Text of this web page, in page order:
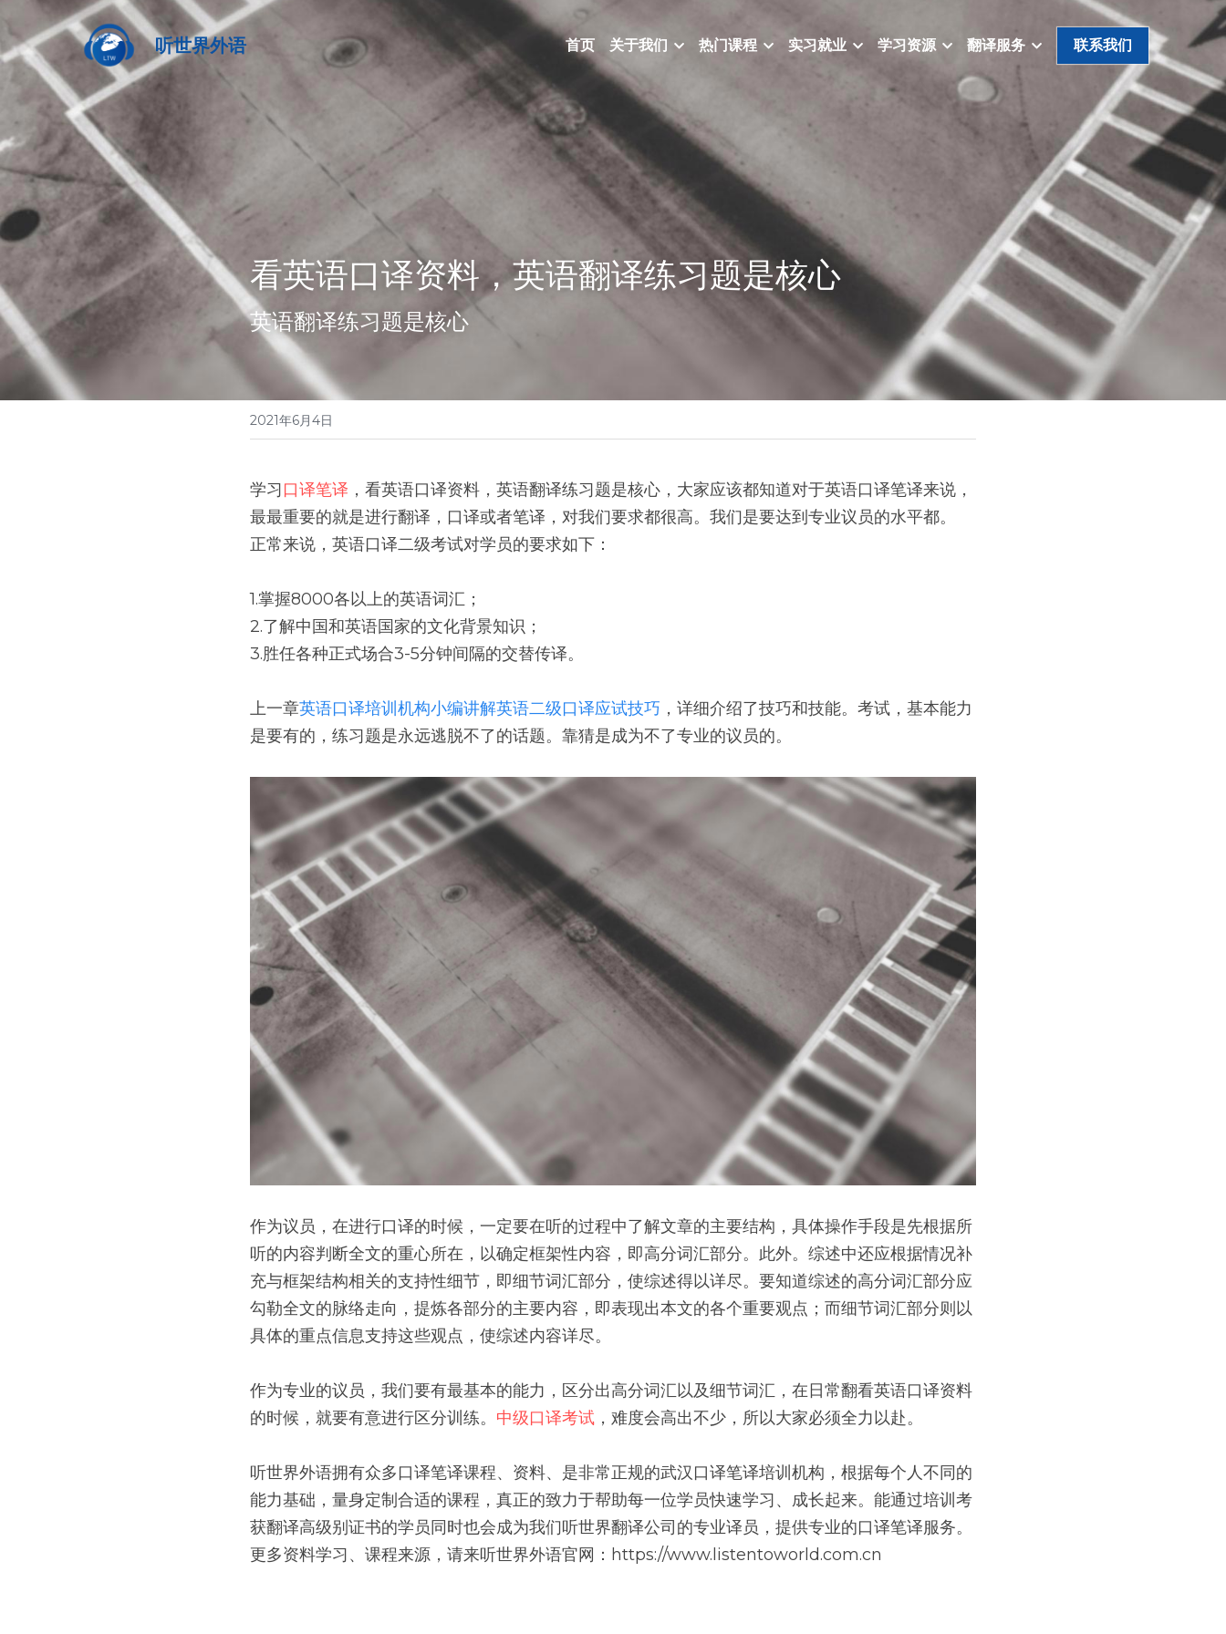
听世界外语 首页 关于我们 热门课程 实习就业 学习资源 翻译服务 联系我们
看英语口译资料，英语翻译练习题是核心
英语翻译练习题是核心
2021年6月4日
学习口译笔译 ，看英语口译资料，英语翻译练习题是核心，大家应该都知道对于英语口译笔译来说，
最最重要的就是进行翻译，口译或者笔译，对我们要求都很高。我们是要达到专业议员的水平都。
正常来说，英语口译二级考试对学员的要求如下：
1.掌握8000各以上的英语词汇；
2.了解中国和英语国家的文化背景知识；
3.胜任各种正式场合3-5分钟间隔的交替传译。
上一章英语口译培训机构小编讲解英语二级口译应试技巧 ，详细介绍了技巧和技能。考试，基本能力
是要有的，练习题是永远逃脱不了的话题。靠猜是成为不了专业的议员的。
作为议员，在进行口译的时候，一定要在听的过程中了解文章的主要结构，具体操作手段是先根据所
听的内容判断全文的重心所在，以确定框架性内容，即高分词汇部分。此外。综述中还应根据情况补
充与框架结构相关的支持性细节，即细节词汇部分，使综述得以详尽。要知道综述的高分词汇部分应
勾勒全文的脉络走向，提炼各部分的主要内容，即表现出本文的各个重要观点；而细节词汇部分则以
具体的重点信息支持这些观点，使综述内容详尽。
作为专业的议员，我们要有最基本的能力，区分出高分词汇以及细节词汇，在日常翻看英语口译资料
的时候，就要有意进行区分训练。 中级口译考试 ，难度会高出不少，所以大家必须全力以赴。
听世界外语拥有众多口译笔译课程、资料、是非常正规的武汉口译笔译培训机构，根据每个人不同的
能力基础，量身定制合适的课程，真正的致力于帮助每一位学员快速学习、成长起来。能通过培训考
获翻译高级别证书的学员同时也会成为我们听世界翻译公司的专业译员，提供专业的口译笔译服务。
更多资料学习、课程来源，请来听世界外语官网：https://www.listentoworld.com.cn